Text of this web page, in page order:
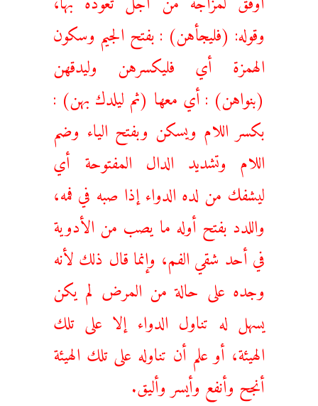
وقوله: (فليجأهن) : بفتح الجيم وسكون
الهمزة أي فليكسرهن وليدقهن
(بنواهن) : أي معها (ثم ليلدك بهن) :
بكسر اللام ويسكن وبفتح الياء وضم
اللام وتشديد الدال المفتوحة أي
ليشفك من لده الدواء إذا صبه في فمه،
واللدد بفتح أوله ما يصب من الأدوية
في أحد شقي الفم، وإنما قال ذلك لأنه
وجده على حالة من المرض لم يكن
يسهل له تناول الدواء إلا على تلك
الهيئة، أو علم أن تناوله على تلك الهيئة
أنجح وأنفع وأيسر وأليق.